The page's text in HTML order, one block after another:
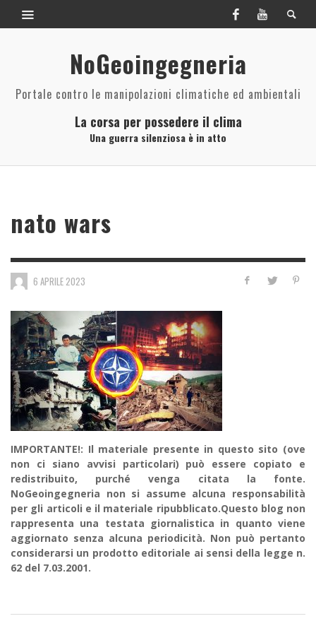
NoGeoingegneria
Portale contro le manipolazioni climatiche ed ambientali
La corsa per possedere il clima
Una guerra silenziosa è in atto
nato wars
6 APRILE 2023
IMPORTANTE!: Il materiale presente in questo sito (ove
non ci siano avvisi particolari) può essere copiato e
redistribuito, purché venga citata la fonte.
NoGeoingegneria non si assume alcuna responsabilità
per gli articoli e il materiale ripubblicato.Questo blog non
rappresenta una testata giornalistica in quanto viene
aggiornato senza alcuna periodicità. Non può pertanto
considerarsi un prodotto editoriale ai sensi della legge n.
62 del 7.03.2001.